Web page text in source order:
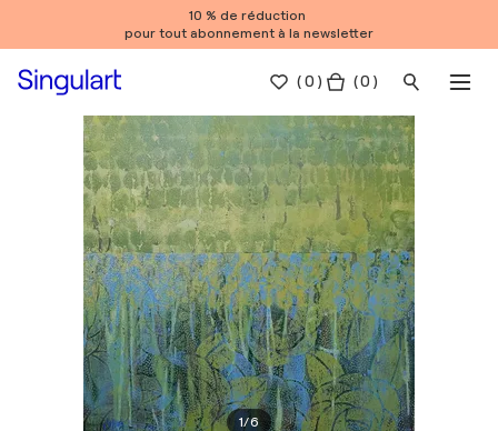
10 % de réduction
pour tout abonnement à la newsletter
(0 ) ( 0 )
1/6